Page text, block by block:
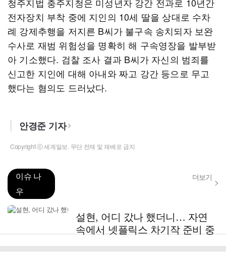
전자장치 부착 중에 지인의 10세 딸을 상대로 수차
례 강제추행을 저지른 B씨가 불구속 송치되자 보완
수사로 재범 위험성을 명확히 해 구속영장을 발부받
아 기소했다. 검찰 조사 결과 B씨가 자신의 범죄를
신고한 지인에 대해 아내와 짜고 강간 등으로 무고
했다는 혐의도 드러났다.
안경준 기자
Copyright ⓒ 세계일보. 무단 전재 및 재배포 금지
이슈 나
우
더보기
설현, 어디 갔나 했더니… 자연
속에서 넷플릭스 차기작 준비 중